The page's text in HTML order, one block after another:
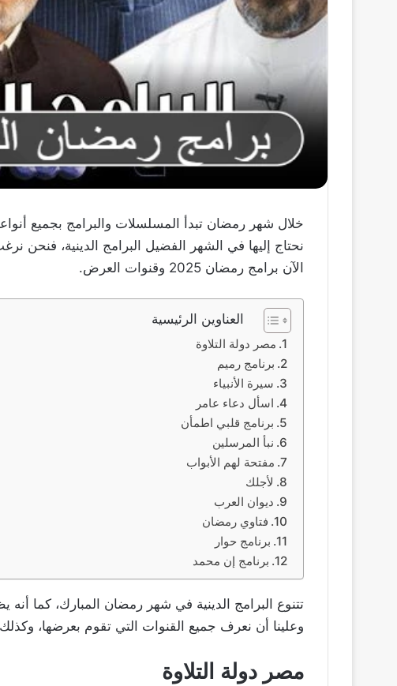
خلال شهر رمضان تبدأ المسلسلات والبرامج بجميع
نحتاج إليها في الشهر الفضيل البرامج الدينية، فنحن
الآن برامج رمضان 2025 وقنوات العرض.
العناوين الرئيسية
مصر دولة التلاوة
برنامج رميم
سيرة الأنبياء
اسأل دعاء عامر
برنامج قلبي اطمأن
نبأ المرسلين
مفتحة لهم الأبواب
لأجلك
ديوان العرب
فتاوي رمضان
برنامج حوار
برنامج إن محمد
تتنوع البرامج الدينية في شهر رمضان المبارك، كما
وعلينا أن نعرف جميع القنوات التي تقوم بعرضها،
مصر دولة التلاوة